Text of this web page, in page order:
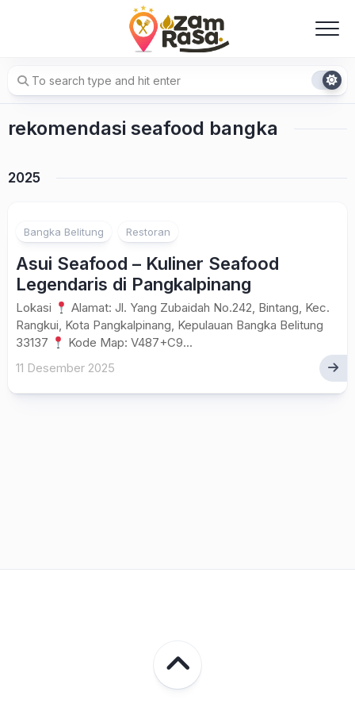
rekomendasi seafood bangka
2025
Bangka Belitung Restoran
Asui Seafood – Kuliner Seafood
Legendaris di Pangkalpinang
Lokasi
Alamat: Jl. Yang Zubaidah No.242, Bintang, Kec.
Rangkui, Kota Pangkalpinang, Kepulauan Bangka Belitung
33137
Kode Map: V487+C9...
11 Desember 2025